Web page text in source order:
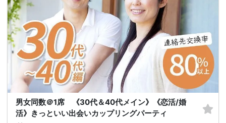
男女同数＠1席 《30代＆40代メイン》《恋活/婚
活》きっといい出会いカップリングパーティ